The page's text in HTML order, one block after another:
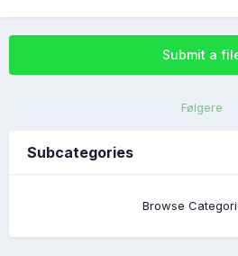
Submit a
Følgere
Subcategories
Browse